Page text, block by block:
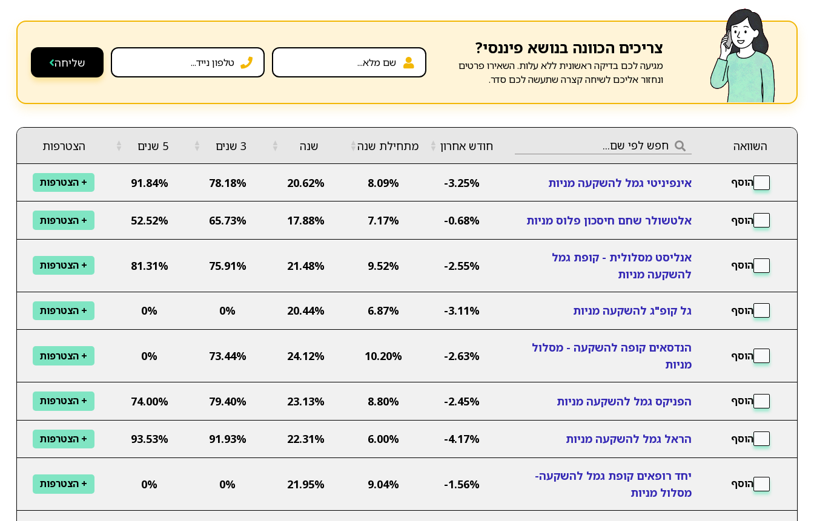
צריכים הכוונה בנושא פיננסי?
מגיעה לכם בדיקה ראשונית ללא עלות. השאירו פרטים
ונחזור אליכם לשיחה קצרה שתעשה לכם סדר.
שליחה
השוואה חודש אחרון ▲
▼ מתחילת שנה▲
▼ שנה ▲
▼ 3 שנים ▲
▼ 5 שנים ▲
▼ הצטרפות
הוסף אינפיניטי גמל להשקעה מניות -3.25%
8.09%
20.62%
78.18%
91.84% + הצטרפות
הוסף אלטשולר שחם חיסכון פלוס מניות -0.68%
7.17%
17.88%
65.73%
52.52% + הצטרפות
הוסף
אנליסט מסלולית - קופת גמל
להשקעה מניות
-2.55%
9.52%
21.48%
75.91%
81.31% + הצטרפות
הוסף גל קופ"ג להשקעה מניות -3.11%
6.87%
20.44%
0%
0% + הצטרפות
הוסף
הנדסאים קופה להשקעה - מסלול
מניות
-2.63%
10.20%
24.12%
73.44%
0% + הצטרפות
הוסף הפניקס גמל להשקעה מניות -2.45%
8.80%
23.13%
79.40%
74.00% + הצטרפות
הוסף הראל גמל להשקעה מניות -4.17%
6.00%
22.31%
91.93%
93.53% + הצטרפות
הוסף
יחד רופאים קופת גמל להשקעה-
מסלול מניות
-1.56%
9.04%
21.95%
0%
0% + הצטרפות